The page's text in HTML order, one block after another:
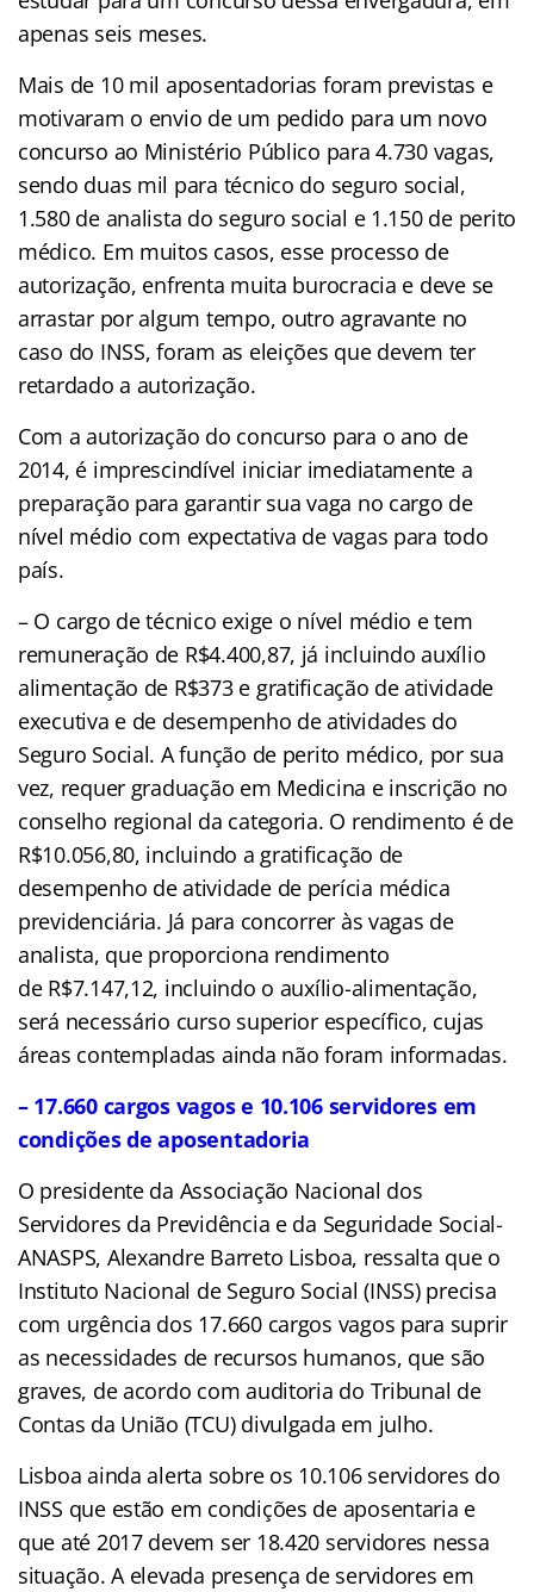
apenas seis meses.
Mais de 10 mil aposentadorias foram previstas e
motivaram o envio de um pedido para um novo
concurso ao Ministério Público para 4.730 vagas,
sendo duas mil para técnico do seguro social,
1.580 de analista do seguro social e 1.150 de perito
médico. Em muitos casos, esse processo de
autorização, enfrenta muita burocracia e deve se
arrastar por algum tempo, outro agravante no
caso do INSS, foram as eleições que devem ter
retardado a autorização.
Com a autorização do concurso para o ano de
2014, é imprescindível iniciar imediatamente a
preparação para garantir sua vaga no cargo de
nível médio com expectativa de vagas para todo
país.
– O cargo de técnico exige o nível médio e tem
remuneração de R$4.400,87, já incluindo auxílio
alimentação de R$373 e gratificação de atividade
executiva e de desempenho de atividades do
Seguro Social. A função de perito médico, por sua
vez, requer graduação em Medicina e inscrição no
conselho regional da categoria. O rendimento é de
R$10.056,80, incluindo a gratificação de
desempenho de atividade de perícia médica
previdenciária. Já para concorrer às vagas de
analista, que proporciona rendimento
de R$7.147,12, incluindo o auxílio-alimentação,
será necessário curso superior específico, cujas
áreas contempladas ainda não foram informadas.
– 17.660 cargos vagos e 10.106 servidores em
condições de aposentadoria
O presidente da Associação Nacional dos
Servidores da Previdência e da Seguridade Social-
ANASPS, Alexandre Barreto Lisboa, ressalta que o
Instituto Nacional de Seguro Social (INSS) precisa
com urgência dos 17.660 cargos vagos para suprir
as necessidades de recursos humanos, que são
graves, de acordo com auditoria do Tribunal de
Contas da União (TCU) divulgada em julho.
Lisboa ainda alerta sobre os 10.106 servidores do
INSS que estão em condições de aposentaria e
que até 2017 devem ser 18.420 servidores nessa
situação. A elevada presença de servidores em